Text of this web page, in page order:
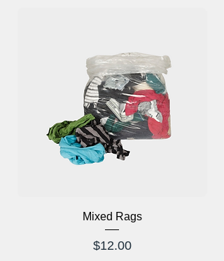
Mixed Rags
価格
$12.00